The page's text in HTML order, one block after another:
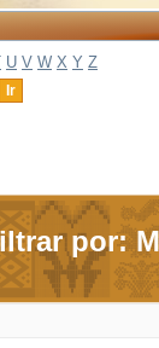
U V W X Y Z
por: